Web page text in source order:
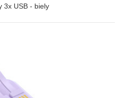
3x USB - biely